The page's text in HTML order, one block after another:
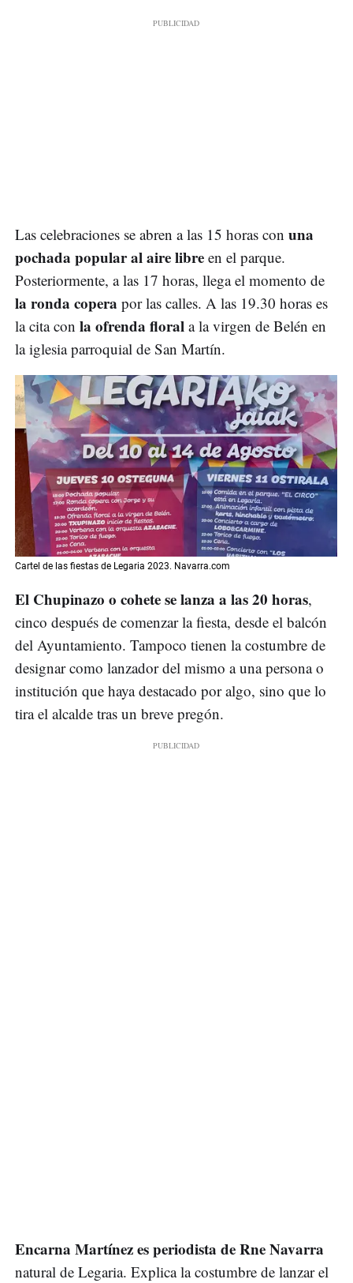
Las celebraciones se abren a las 15 horas con una
pochada popular al aire libre en el parque.
Posteriormente, a las 17 horas, llega el momento de
la ronda copera por las calles. A las 19.30 horas es
la cita con la ofrenda floral a la virgen de Belén en
la iglesia parroquial de San Martín.
Cartel de las fiestas de Legaria 2023. Navarra.com
El Chupinazo o cohete se lanza a las 20 horas,
cinco después de comenzar la fiesta, desde el balcón
del Ayuntamiento. Tampoco tienen la costumbre de
designar como lanzador del mismo a una persona o
institución que haya destacado por algo, sino que lo
tira el alcalde tras un breve pregón.
Encarna Martínez es periodista de Rne Navarra
natural de Legaria. Explica la costumbre de lanzar el